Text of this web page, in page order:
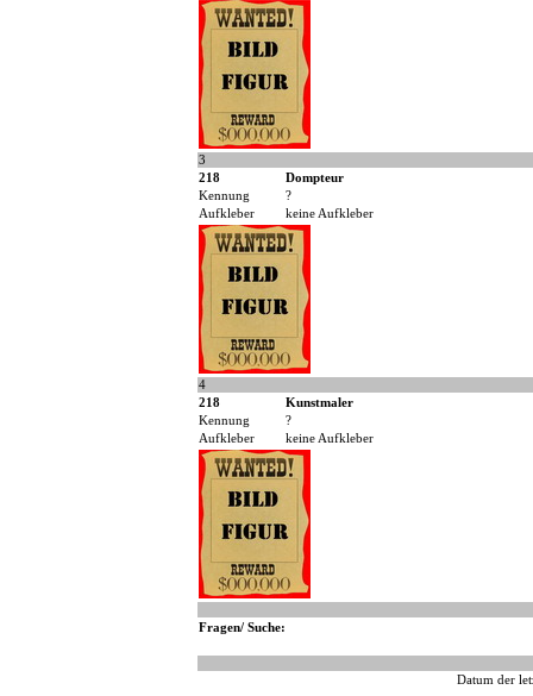
3
218
Dompteur
Kennung
?
Aufkleber
keine Aufkleber
4
218
Kunstmaler
Kennung
?
Aufkleber
keine Aufkleber
Fragen/ Suche:
Datum der